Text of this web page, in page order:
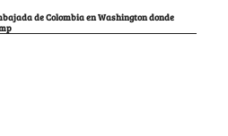
de Colombia en Washington donde